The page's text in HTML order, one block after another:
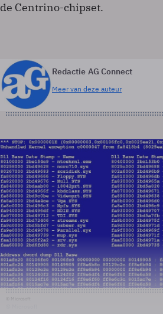
de Centrino-chipset.
Redactie AG Connect
Meer van deze auteur
© Microsoft